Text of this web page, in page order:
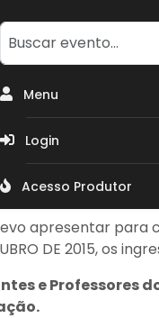
Menu
Login
Acesso Produtor
apresentar para
DE 2015, os
e Professores